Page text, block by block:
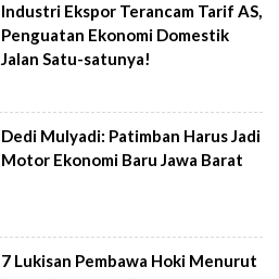
Industri Ekspor Terancam Tarif AS,
Penguatan Ekonomi Domestik
Jalan Satu-satunya!
Dedi Mulyadi: Patimban Harus Jadi
Motor Ekonomi Baru Jawa Barat
7 Lukisan Pembawa Hoki Menurut